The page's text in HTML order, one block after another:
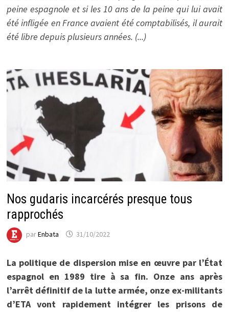
peine espagnole et si les 10 ans de la peine qui lui avait
été infligée en France avaient été comptabilisés, il aurait
été libre depuis plusieurs années. (...)
Nos gudaris incarcérés presque tous
rapprochés
parEnbata 31/10/2022
La politique de dispersion mise en œuvre par l’État
espagnol en 1989 tire à sa fin. Onze ans après
l’arrêt définitif de la lutte armée, onze ex-militants
d’ETA vont rapidement intégrer les prisons de